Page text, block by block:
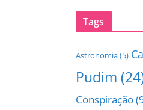
Tags
Astronomia(5)
Pudim
Conspiração